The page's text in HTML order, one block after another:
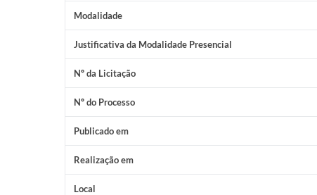
Modalidade
Justificativa da Modalidade Presencial
Nº da Licitação
Nº do Processo
Publicado em
Realização em
Local